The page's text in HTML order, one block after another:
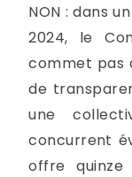
NON : dans
2024, le
commet pas
de
une
concurrent
offre